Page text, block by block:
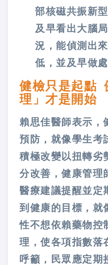
部核磁共振新
及早看出大腦
況，能偵測出
低，並及早做處
健檢只是起點
理」才是開始
賴思佳醫師表示，
預防，就像學生考
積極改變以扭轉劣
分改善，健康管理
醫療建議提醒並定
到健康的目標，就
性不想依賴藥物控
理，使各項指數落
呼籲，民眾應定期